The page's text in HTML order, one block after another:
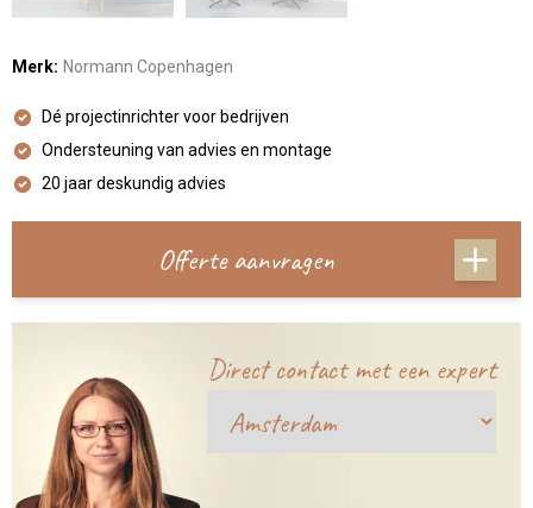
Merk: Normann Copenhagen
Dé projectinrichter voor bedrijven
Ondersteuning van advies en montage
20 jaar deskundig advies
Offerte aanvragen
Direct contact met een expert